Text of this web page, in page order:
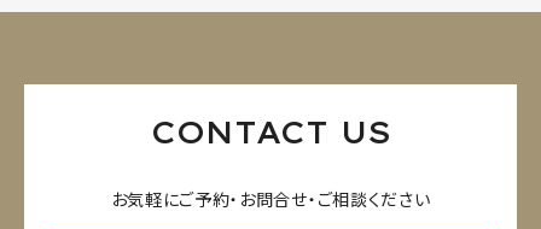
CONTACT US
お気軽にご予約・お問合せ・ご相談ください